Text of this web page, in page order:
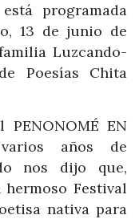
programada
13 de junio de
Luzcando-
Poesías Chita
EN
años de
nos dijo que,
Festival
nativa para